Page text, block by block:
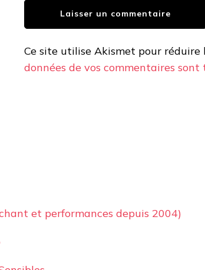
Ce site utilise Akismet pour réduire
données de vos commentaires sont
et performances depuis 2004)